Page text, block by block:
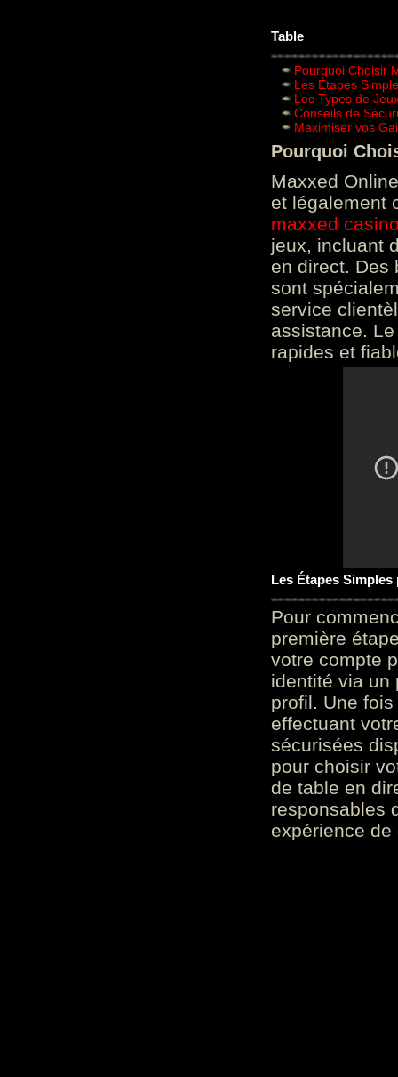
Table
Pourquoi Choisir
Les Étapes
Les Types de
Conseils de
Maximiser vos
Pourquoi
Maxxed
et légalement
maxxed
jeux, incluant
en direct. Des
sont
service
assistance.
rapides et
Les Étapes
Pour
première
votre compte
identité via un
profil. Une
effectuant
sécurisées
pour choisir
de table en
responsables
expérience